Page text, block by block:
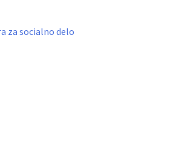
za socialno delo